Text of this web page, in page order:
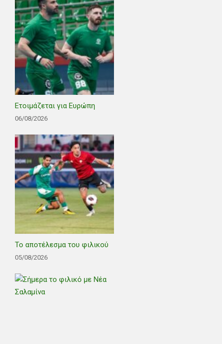
Ετοιμάζεται για Ευρώπη
06/08/2026
Το αποτέλεσμα του φιλικού
05/08/2026